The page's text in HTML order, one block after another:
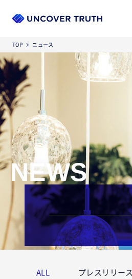
TOP ニュース
NEWS
ALL プレスリリース